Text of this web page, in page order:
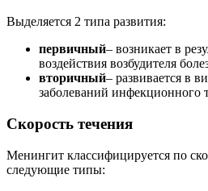
Выделяется 2 типа развития:
первичный– возникает в
воздействия возбудителя
вторичный– развивается в
заболеваний инфекционного
Скорость течения
Менингит классифицируется по
следующие типы: